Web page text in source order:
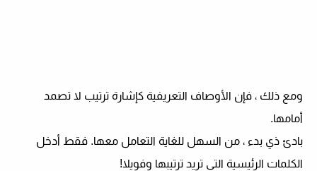
ومع ذلك ، فإن الأوصاف التعريفية كإشارة ترتيب لا تصمد
أمامها.
بادئ ذي بدء ، من السهل للغاية التعامل معها. فقط أدخل
الكلمات الرئيسية التي تريد ترتيبها وفويلا!